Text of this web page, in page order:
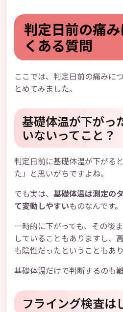
判定日前の痛
くある質問
ここでは、判定日前の痛みに
とめてみました。
基礎体温が下がっ
いないってこと？
判定日前に基礎体温が下がる
た」と思いがちですよね。
でも実は、 基礎体温は測定の
て変動しやすいものなんです。
一時的に下がっても、その後
していることもありますし、
も陰性だったということもあり
基礎体温だけで判断するのも
フライング検査は